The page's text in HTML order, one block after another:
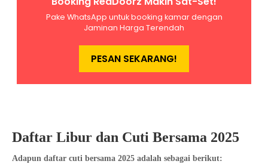
Daftar Libur dan Cuti Bersama 2025
Adapun daftar cuti bersama 2025 adalah sebagai berikut: